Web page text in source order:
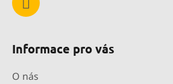
Informace pro vás
O nás